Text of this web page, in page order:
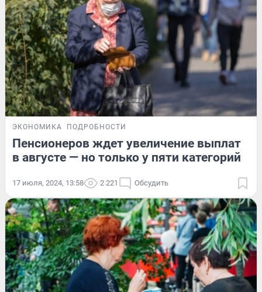
ЭКОНОМИКА ПОДРОБНОСТИ
Пенсионеров ждет увеличение выплат
в августе — но только у пяти категорий
17 июля, 2024, 13:58 2 221 Обсудить